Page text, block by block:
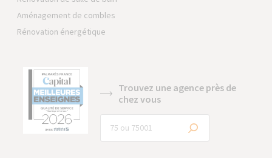
Aménagement de combles
Rénovation énergétique
Trouvez une agence près de
chez vous